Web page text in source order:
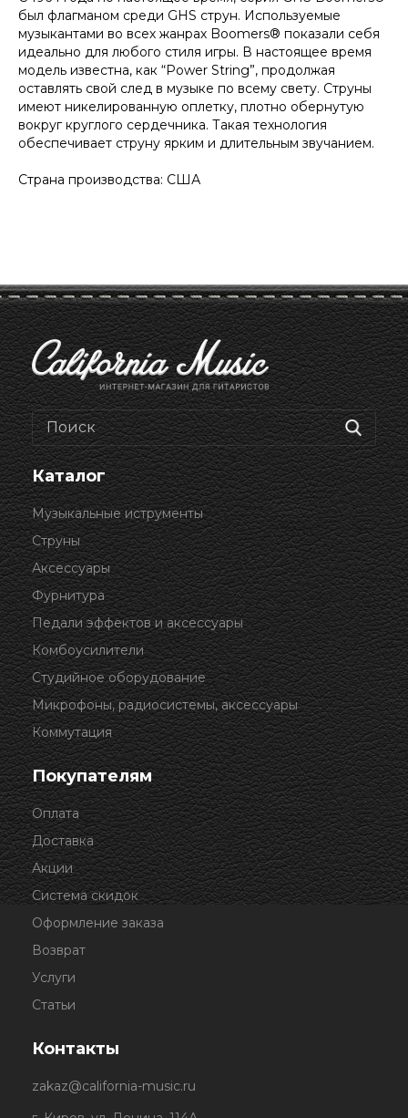
был флагманом среди GHS струн. Используемые
музыкантами во всех жанрах Boomers® показали себя
идеально для любого стиля игры. В настоящее время
модель известна, как “Power String”, продолжая
оставлять свой след в музыке по всему свету. Струны
имеют никелированную оплетку, плотно обернутую
вокруг круглого сердечника. Такая технология
обеспечивает струну ярким и длительным звучанием.
Страна производства: США
Каталог
Музыкальные иструменты
Струны
Аксессуары
Фурнитура
Педали эффектов и аксессуары
Комбоусилители
Студийное оборудование
Микрофоны, радиосистемы, аксессуары
Коммутация
Покупателям
Оплата
Доставка
Акции
Система скидок
Оформление заказа
Возврат
Услуги
Статьи
Контакты
zakaz@california-music.ru